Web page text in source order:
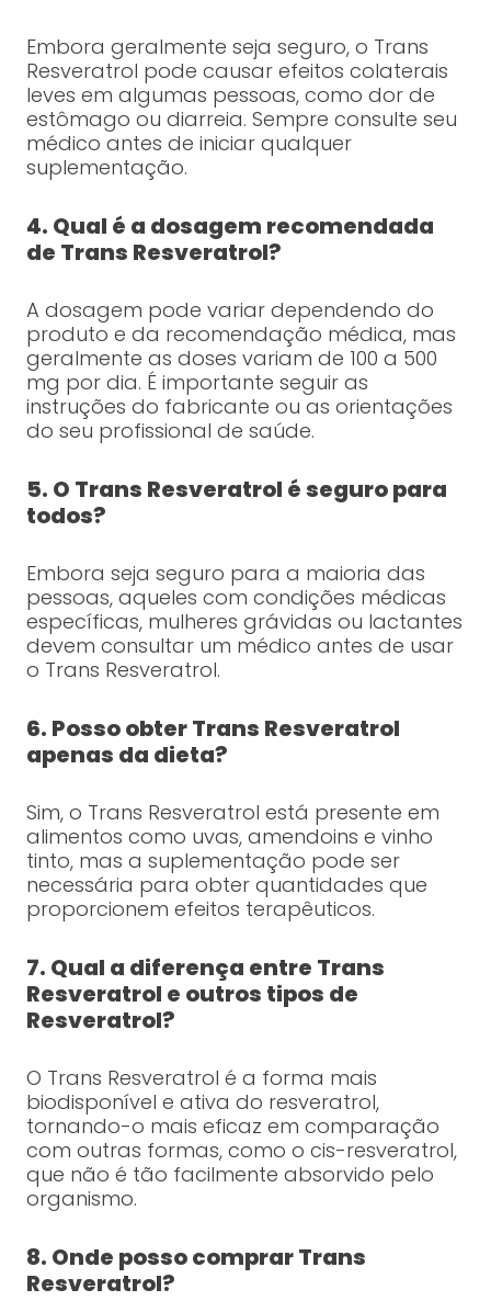
Embora geralmente seja seguro, o Trans
Resveratrol pode causar efeitos colaterais
leves em algumas pessoas, como dor de
estômago ou diarreia. Sempre consulte seu
médico antes de iniciar qualquer
suplementação.
4. Qual é a dosagem recomendada
de Trans Resveratrol?
A dosagem pode variar dependendo do
produto e da recomendação médica, mas
geralmente as doses variam de 100 a 500
mg por dia. É importante seguir as
instruções do fabricante ou as orientações
do seu profissional de saúde.
5. O Trans Resveratrol é seguro para
todos?
Embora seja seguro para a maioria das
pessoas, aqueles com condições médicas
específicas, mulheres grávidas ou lactantes
devem consultar um médico antes de usar
o Trans Resveratrol.
6. Posso obter Trans Resveratrol
apenas da dieta?
Sim, o Trans Resveratrol está presente em
alimentos como uvas, amendoins e vinho
tinto, mas a suplementação pode ser
necessária para obter quantidades que
proporcionem efeitos terapêuticos.
7. Qual a diferença entre Trans
Resveratrol e outros tipos de
Resveratrol?
O Trans Resveratrol é a forma mais
biodisponível e ativa do resveratrol,
tornando-o mais eficaz em comparação
com outras formas, como o cis-resveratrol,
que não é tão facilmente absorvido pelo
organismo.
8. Onde posso comprar Trans
Resveratrol?